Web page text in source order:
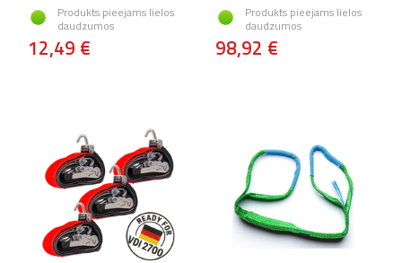
Produkts pieejams lielos
daudzumos
12,49 €
Produkts pieejams lielos
daudzumos
98,92 €